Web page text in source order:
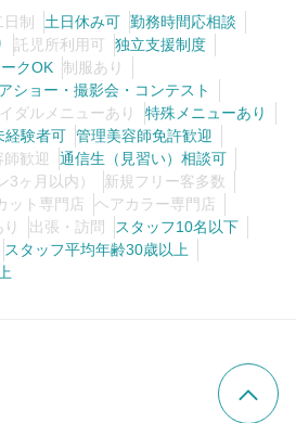
制 土日休み可 勤務時間応相談
託児所利用可
独立支援制度
クOK 制服あり
ショー・撮影会・コンテスト
ダルメニューあり
特殊メニューあり
経験者可 管理美容師免許歓迎
師歓迎
通信生（見習い）相談可
3ヶ月以内）
新規フリー客多数
ット専門店
ヘアカラー専門店
出張・訪問
スタッフ10名以下
スタッフ平均年齢30歳以上